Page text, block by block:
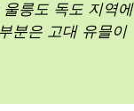
릉도 독도 지역에
분은 고대 유믈이